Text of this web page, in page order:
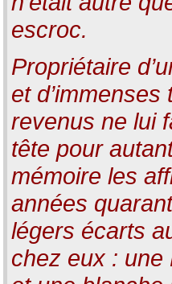
escroc.
Propriétaire
et
revenus ne lui
tête pour
mémoire les
années
légers écarts
chez eux : une